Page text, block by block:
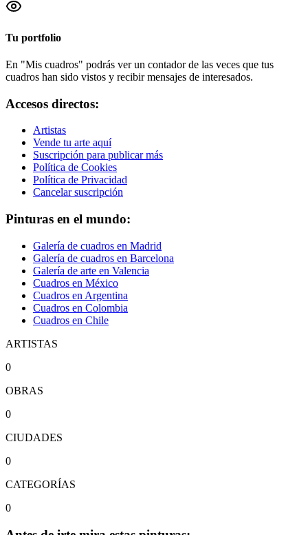
Tu portfolio
En "Mis cuadros" podrás ver un contador de las veces que tus
cuadros han sido vistos y recibir mensajes de interesados.
Accesos directos:
Artistas
Vende tu arte aquí
Suscripción para publicar más
Política de Cookies
Política de Privacidad
Cancelar suscripción
Pinturas en el mundo:
Galería de cuadros en Madrid
Galería de cuadros en Barcelona
Galería de arte en Valencia
Cuadros en México
Cuadros en Argentina
Cuadros en Colombia
Cuadros en Chile
ARTISTAS
0
OBRAS
0
CIUDADES
0
CATEGORÍAS
0